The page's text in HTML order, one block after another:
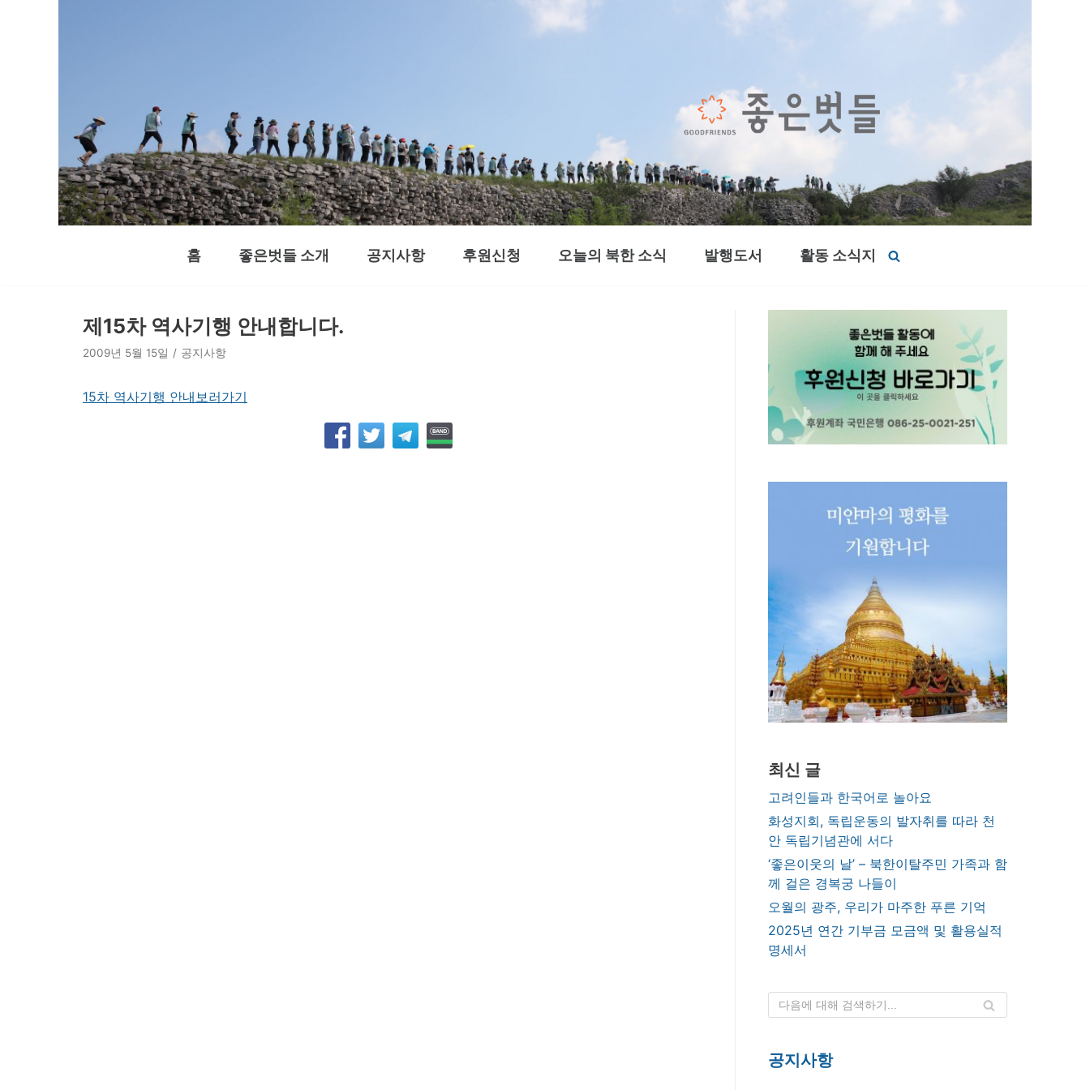
홈 좋은벗들 소개 공지사항 후원신청 오늘의 북한 소식 발행도서 활동 소식지
제15차 역사기행 안내합니다.
2009년 5월 15일 공지사항
15차 역사기행 안내보러가기
최신 글
고려인들과 한국어로 놀아요
화성지회, 독립운동의 발자취를 따라 천
안 독립기념관에 서다
‘좋은이웃의 날’ – 북한이탈주민 가족과 함
께 걸은 경복궁 나들이
오월의 광주, 우리가 마주한 푸른 기억
2025년 연간 기부금 모금액 및 활용실적
명세서
공지사항